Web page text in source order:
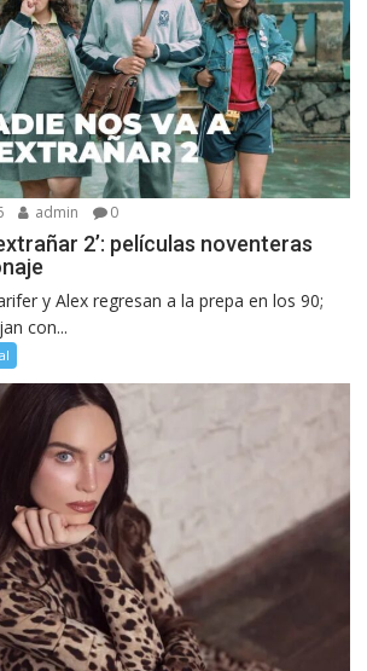
admin 0
2’: películas noventeras
y Alex regresan a la prepa en los 90;
con...